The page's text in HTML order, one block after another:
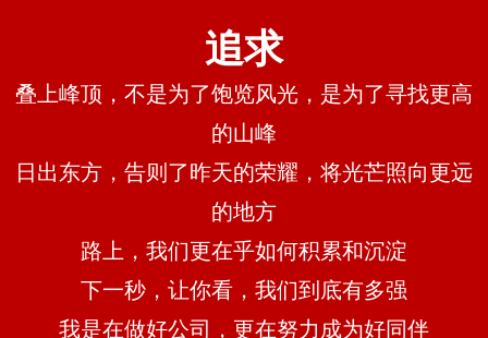
追求
叠上峰顶，不是为了饱览风光，是为了寻找更高
的山峰
日出东方，告则了昨天的荣耀，将光芒照向更远
的地方
路上，我们更在乎如何积累和沉淀
下一秒，让你看，我们到底有多强
我是在做好公司，更在努力成为好同伴